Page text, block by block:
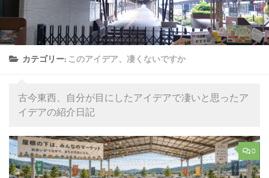
カテゴリー: このアイデア、凄くないですか
古今東西、自分が目にしたアイデアで凄いと思ったア
イデアの紹介日記
0